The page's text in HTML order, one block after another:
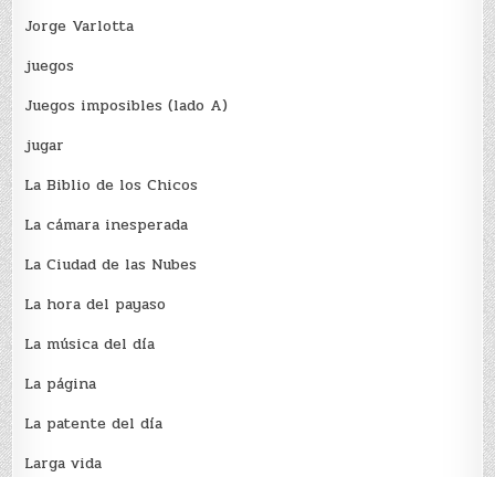
Jorge Varlotta
juegos
Juegos imposibles (lado A)
jugar
La Biblio de los Chicos
La cámara inesperada
La Ciudad de las Nubes
La hora del payaso
La música del día
La página
La patente del día
Larga vida